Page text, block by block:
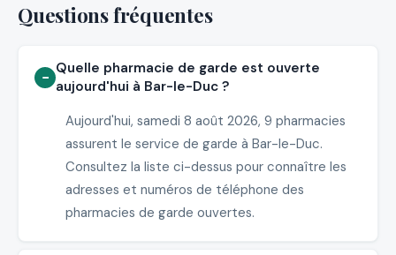
Questions fréquentes
Quelle pharmacie de garde est ouverte
aujourd'hui à Bar-le-Duc ?
Aujourd'hui, samedi 8 août 2026, 9 pharmacies
assurent le service de garde à Bar-le-Duc.
Consultez la liste ci-dessus pour connaître les
adresses et numéros de téléphone des
pharmacies de garde ouvertes.